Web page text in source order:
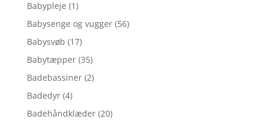
Babypleje (1)
Babysenge og vugger (56)
Babysvøb (17)
Babytæpper (35)
Badebassiner (2)
Badedyr (4)
Badehåndklæder (20)